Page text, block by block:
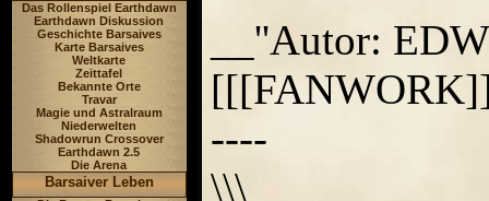
Das Rollenspiel Earthdawn
Earthdawn Diskussion
Geschichte Barsaives
Karte Barsaives
Weltkarte
Zeittafel
Bekannte Orte
Travar
Magie und Astralraum
Niederwelten
Shadowrun Crossover
Earthdawn 2.5
Die Arena
Barsaiver Leben
__''Autor:
----
\\\